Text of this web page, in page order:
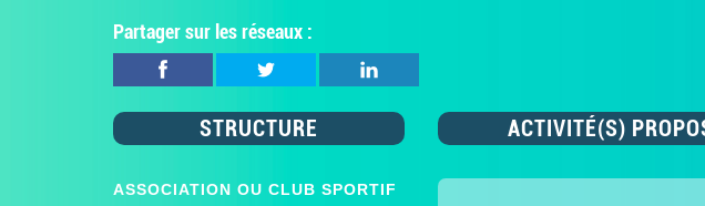
Partager sur les réseaux :
STRUCTURE
ASSOCIATION OU CLUB SPORTIF
ACTIVITÉ(S)